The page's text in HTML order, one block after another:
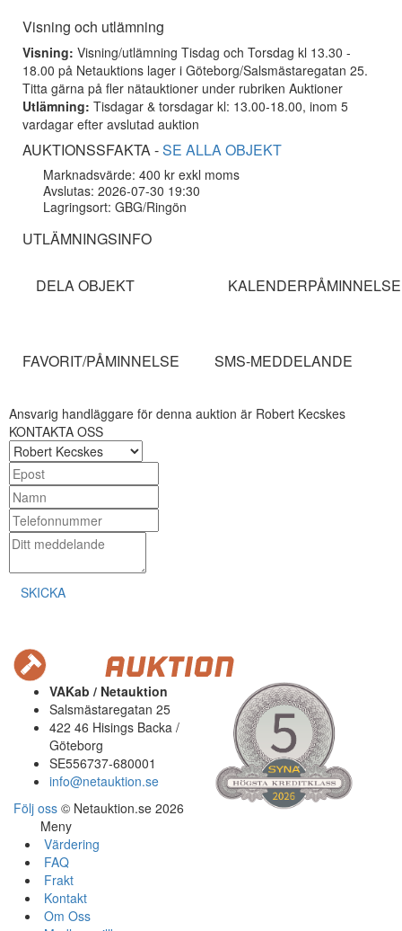
Visning och utlämning
Visning: Visning/utlämning Tisdag och Torsdag kl 13.30 -
18.00 på Netauktions lager i Göteborg/Salsmästaregatan 25.
Titta gärna på fler nätauktioner under rubriken Auktioner
Utlämning: Tisdagar & torsdagar kl: 13.00-18.00, inom 5
vardagar efter avslutad auktion
AUKTIONSSFAKTA -SE ALLA OBJEKT
Marknadsvärde: 400 kr exkl moms
Avslutas: 2026-07-30 19:30
Lagringsort: GBG/Ringön
UTLÄMNINGSINFO
DELA OBJEKT KALENDERPÅMINNELSE
FAVORIT/PÅMINNELSE SMS-MEDDELANDE
Ansvarig handläggare för denna auktion är Robert Kecskes
KONTAKTA OSS
SKICKA
VAKab / Netauktion
Salsmästaregatan 25
422 46 Hisings Backa /
Göteborg
SE556737-680001
info@netauktion.se
Följ oss © Netauktion.se 2026
Meny
Värdering
FAQ
Frakt
Kontakt
Om Oss